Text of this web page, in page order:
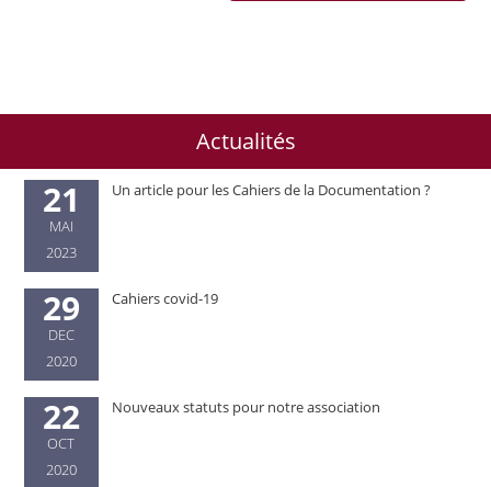
Actualités
21
MAI
2023
Un article pour les Cahiers de la Documentation ?
29
DEC
2020
Cahiers covid-19
22
OCT
2020
Nouveaux statuts pour notre association